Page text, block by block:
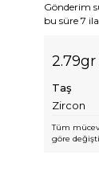
Gönderim
bu süre 7
2.79gr
Taş
Zircon
Tüm
göre